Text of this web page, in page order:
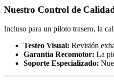
Nuestro Control de
Incluso para un piloto trasero, la
Testeo Visual: Revisión
Garantía Recomotor: La
Soporte Especializado: